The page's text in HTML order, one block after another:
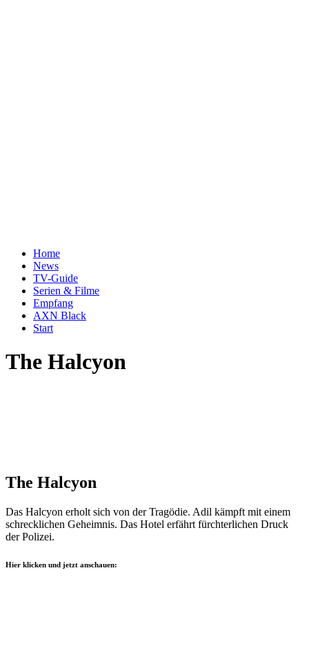
Home
News
TV-Guide
Serien & Filme
Empfang
AXN Black
Start
The Halcyon
The Halcyon
Das Halcyon erholt sich von der Tragödie. Adil kämpft mit einem
schrecklichen Geheimnis. Das Hotel erfährt fürchterlichen Druck
der Polizei.
Hier klicken und jetzt anschauen: